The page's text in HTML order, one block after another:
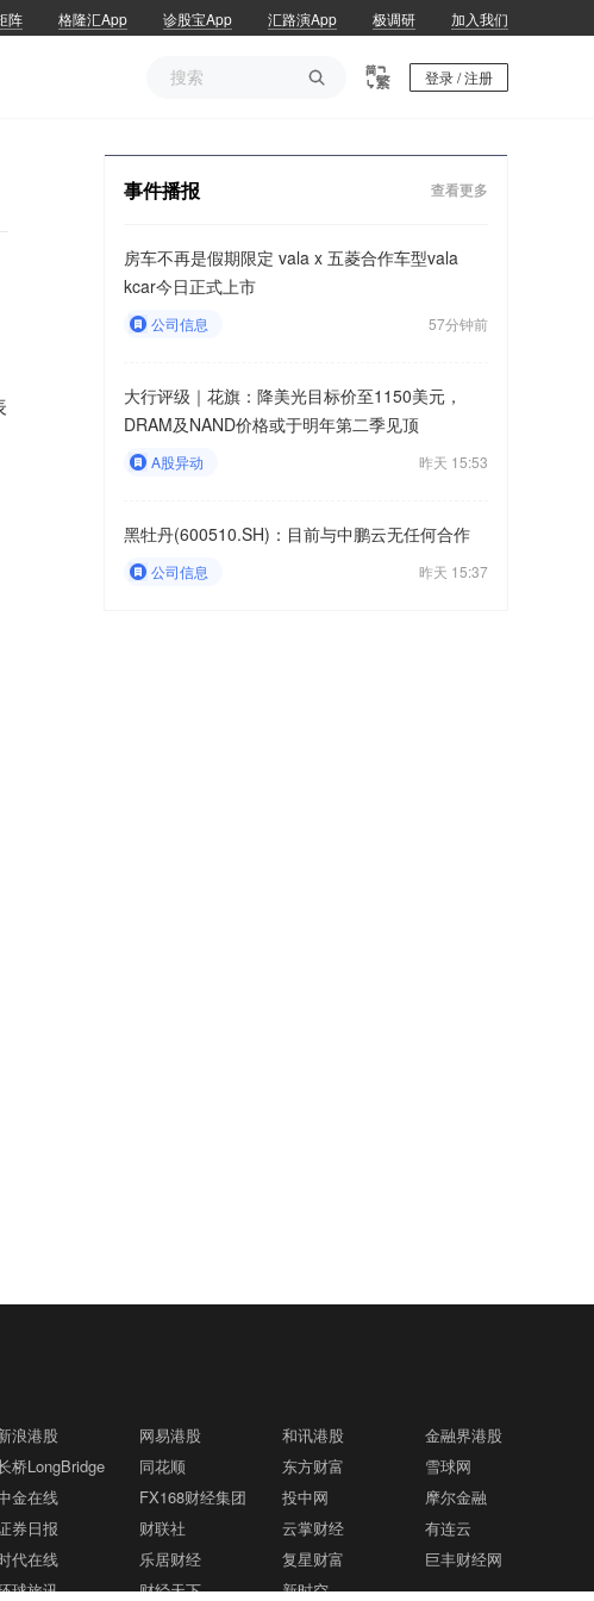
阵 格隆汇App 诊股宝App 汇路演App 极调研 加入我们
 登录 / 注册
事件播报 查看更多
房车不再是假期限定 vala x 五菱合作车型vala
kcar今日正式上市
公司信息 57分钟前
大行评级｜花旗：降美光目标价至1150美元，
DRAM及NAND价格或于明年第二季见顶
A股异动 昨天 15:53
黑牡丹(600510.SH)：目前与中鹏云无任何合作
公司信息 昨天 15:37
浪港股 网易港股 和讯港股
金融界港股
桥LongBridge 同花顺 东方财富
雪球网
金在线 FX168财经集团 投中网
摩尔金融
券日报 财联社 云掌财经
有连云
代在线 乐居财经 复星财富
巨丰财经网
球旅讯 财经天下 新时空